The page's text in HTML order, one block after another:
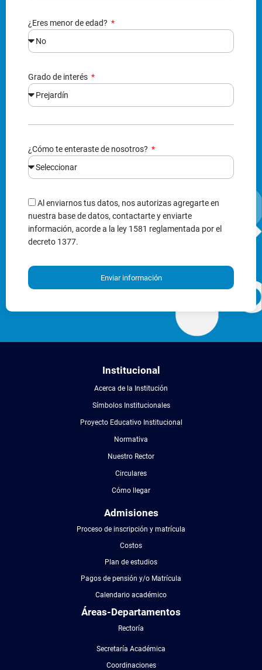
¿Eres menor de edad?
Grado de interés
¿Cómo te enteraste de nosotros?
Al enviarnos tus datos, nos autorizas agregarte en
nuestra base de datos, contactarte y enviarte
información, acorde a la ley 1581 reglamentada por el
decreto 1377.
Enviar información
Institucional
Acerca de la Institución
Símbolos Institucionales
Proyecto Educativo Institucional
Normativa
Nuestro Rector
Circulares
Cómo llegar
Admisiones
Proceso de inscripción y matrícula
Costos
Plan de estudios
Pagos de pensión y/o Matrícula
Calendario académico
Áreas-Departamentos
Rectoría
Secretaría Académica
Coordinaciones